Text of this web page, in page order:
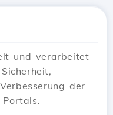
und verarbeitet
der